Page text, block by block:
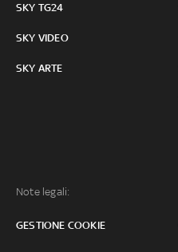
SKY TG24
SKY VIDEO
SKY ARTE
Note legali:
GESTIONE COOKIE